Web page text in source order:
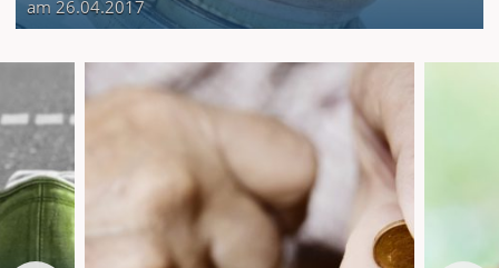
am 26.04.2017